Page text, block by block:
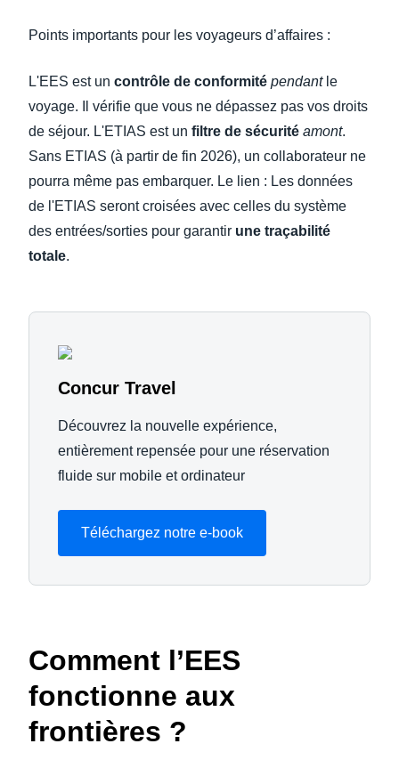
Points importants pour les voyageurs d’affaires :
L'EES est un contrôle de conformité pendantle
voyage. Il vérifie que vous ne dépassez pas vos droits
de séjour. L'ETIAS est un filtre de sécurité amont.
Sans ETIAS (à partir de fin 2026), un collaborateur ne
pourra même pas embarquer. Le lien : Les données
de l'ETIAS seront croisées avec celles du système
des entrées/sorties pour garantir une traçabilité
totale.
Concur Travel
Découvrez la nouvelle expérience,
entièrement repensée pour une réservation
fluide sur mobile et ordinateur
Téléchargez notre e-book
Comment l’EES
fonctionne aux
frontières ?